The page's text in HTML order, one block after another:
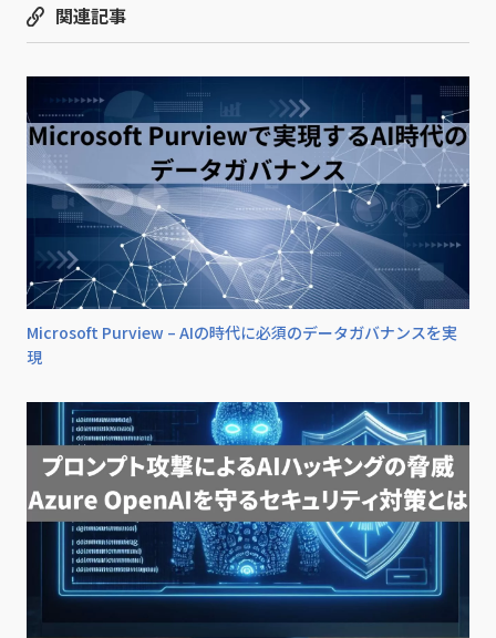
関連記事
Microsoft Purview – AIの時代に必須のデータガバナンスを実
現